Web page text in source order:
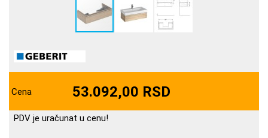
Cena 53.092,00 RSD
PDV je uračunat u cenu!